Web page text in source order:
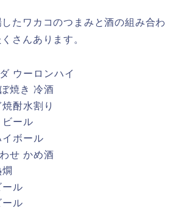
たワカコのつまみと酒の組み合わ
さんあります。
ウーロンハイ
焼き 冷酒
酎水割り
ール
ボール
せ かめ酒
ル
ル